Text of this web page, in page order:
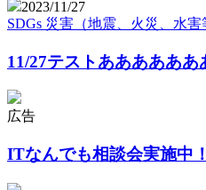
2023/11/27
SDGs 災害（地震、火災、水害
11/27テストああああああ
広告
ITなんでも相談会実施中！